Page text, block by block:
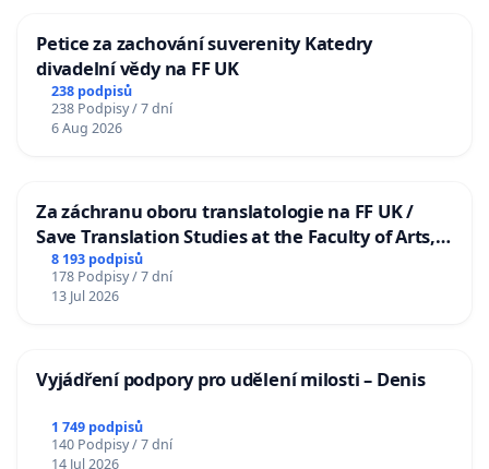
Petice za zachování suverenity Katedry
divadelní vědy na FF UK
238 podpisů
238 Podpisy / 7 dní
6 Aug 2026
Za záchranu oboru translatologie na FF UK /
Save Translation Studies at the Faculty of Arts,
Charles University
8 193 podpisů
178 Podpisy / 7 dní
13 Jul 2026
Vyjádření podpory pro udělení milosti – Denis
1 749 podpisů
140 Podpisy / 7 dní
14 Jul 2026